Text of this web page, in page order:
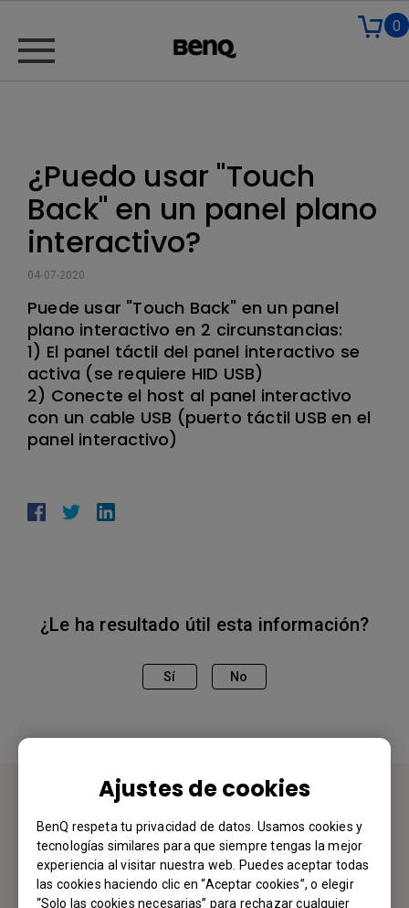
Ajustes de cookies
BenQ respeta tu privacidad de datos. Usamos cookies y
tecnologías similares para que siempre tengas la mejor
experiencia al visitar nuestra web. Puedes aceptar todas
las cookies haciendo clic en “Aceptar cookies”, o elegir
“Solo las cookies necesarias” para rechazar cualquier
0
¿Puedo usar "Touch
Back" en un panel plano
interactivo?
04-07-2020
Puede usar "Touch Back" en un panel
plano interactivo en 2 circunstancias:
1) El panel táctil del panel interactivo se
activa (se requiere HID USB)
2) Conecte el host al panel interactivo
con un cable USB (puerto táctil USB en el
panel interactivo)
¿Le ha resultado útil esta información?
Sí No
CONTÁCTENOS
Nos encantaría saber de usted.